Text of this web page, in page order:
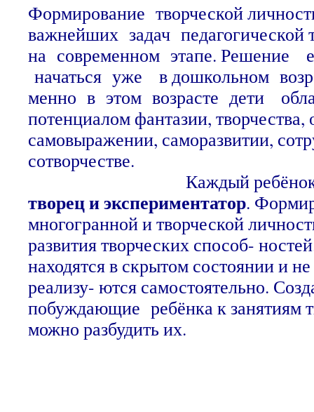
Формирование творческой
важнейших задач
на современном этапе. Решение
начаться уже в дошкольном
менно в этом возрасте дети
потенциалом фантазии, творчества,
самовыражении, саморазвитии,
Каждый
творец и экспериментатор.
многогранной и творческой
развития творческих способ-
находятся в скрытом состоянии и
реализу- ются самостоятельно.
побуждающие ребёнка к занятиям
можно разбудить их.